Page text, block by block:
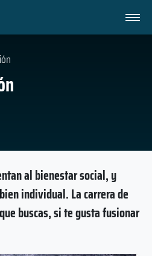
al bienestar social, y
individual. La carrera de
buscas, si te gusta fusionar